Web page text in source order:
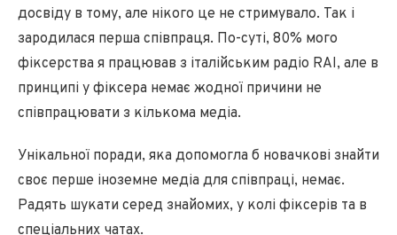
досвіду в тому, але нікого це не стримувало. Так і
зародилася перша співпраця. По-суті, 80% мого
фіксерства я працював з італійським радіо RAI, але в
принципі у фіксера немає жодної причини не
співпрацювати з кількома медіа.
Унікальної поради, яка допомогла б новачкові знайти
своє перше іноземне медіа для співпраці, немає.
Радять шукати серед знайомих, у колі фіксерів та в
спеціальних чатах.